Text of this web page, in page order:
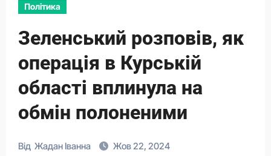
Політика
Зеленський розповів, як
операція в Курській
області вплинула на
обмін полоненими
Від Жадан Іванна Жов 22, 2024